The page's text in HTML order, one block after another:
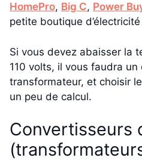
HomePro, Big C, Power
petite boutique
Si vous devez abaisser la
110 volts, il vous faudra
transformateur, et choisir
un peu de calcul.
Convertisseurs